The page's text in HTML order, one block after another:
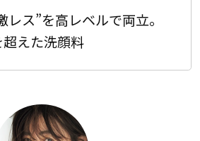
レス”を高レベルで両立。
えた洗顔料